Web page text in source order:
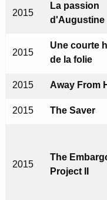
2015
La passion
d'Augustine
2015
Une courte
de la folie
2015 Away From
2015 The Saver
2015
The
Project II